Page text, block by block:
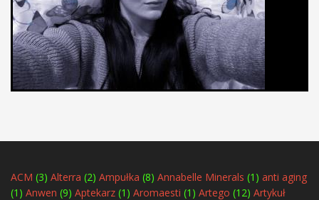
ACM (3) Alterra (2) Ampułka (8) Annabelle Minerals (1) anti aging
(1) Anwen (9) Aptekarz (1) Aromaesti (1) Artego (12) Artykuł